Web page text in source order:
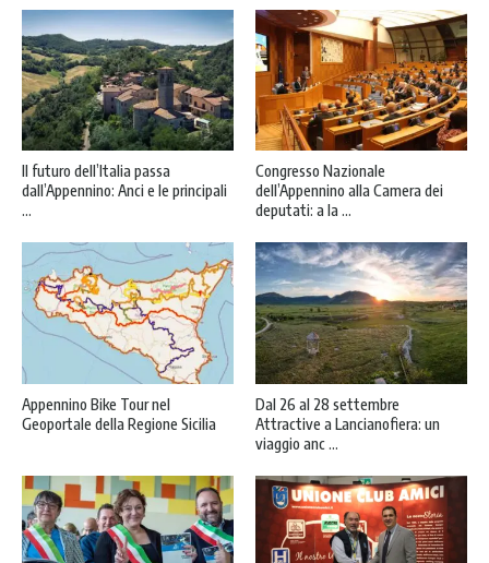
Il futuro dell’Italia passa
dall’Appennino: Anci e le principali
...
Congresso Nazionale
dell’Appennino alla Camera dei
deputati: a la ...
Appennino Bike Tour nel
Geoportale della Regione Sicilia
Dal 26 al 28 settembre
Attractive a Lancianofiera: un
viaggio anc ...